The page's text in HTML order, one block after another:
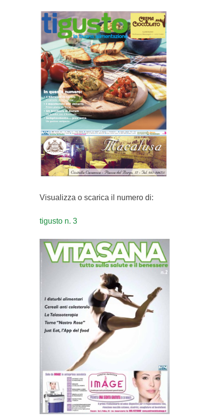
Visualizza o scarica il numero di:
tigusto n. 3